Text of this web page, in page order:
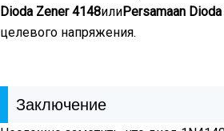
Dioda Zener 4148илиPersamaan
целевого напряжения.
Заключение